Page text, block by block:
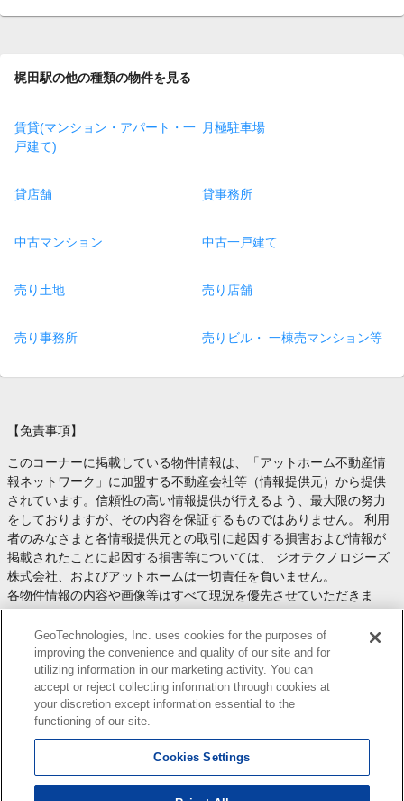
梶田駅の他の種類の物件を見る
賃貸(マンション・アパート・一
戸建て)
月極駐車場
貸店舗 貸事務所
中古マンション 中古一戸建て
売り土地 売り店舗
売り事務所 売りビル・ 一棟売マンション等
【免責事項】
このコーナーに掲載している物件情報は、「アットホーム不動産情
報ネットワーク」に加盟する不動産会社等（情報提供元）から提供
されています。信頼性の高い情報提供が行えるよう、最大限の努力
をしておりますが、その内容を保証するものではありません。 利用
者のみなさまと各情報提供元との取引に起因する損害および情報が
掲載されたことに起因する損害等については、 ジオテクノロジーズ
株式会社、およびアットホームは一切責任を負いません。
各物件情報の内容や画像等はすべて現況を優先させていただきま
す。
お取引等（お取引の準備、資金調達等を含みます）の際には、内容
や契約条件等について、 各情報提供元より十分な説明を受け、ご自
身でご確認の上、判断してください。
このコーナーへの物件情報のご掲載、その他不動産業務ソリューシ
ョン等についての不動産会社様のお問合せはこちら
します。
GeoTechnologies, Inc. uses cookies for the purposes of
improving the convenience and quality of our site and for
utilizing information in our marketing activity. You can
accept or reject collecting information through cookies at
your discretion except information essential to the
functioning of our site.
Cookies Settings